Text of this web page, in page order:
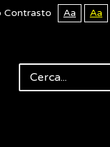
Contrasto Aa Aa